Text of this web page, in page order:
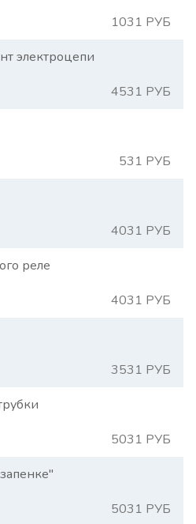
1031 РУБ
электроцепи
4531 РУБ
531 РУБ
4031 РУБ
реле
4031 РУБ
3531 РУБ
5031 РУБ
5031 РУБ